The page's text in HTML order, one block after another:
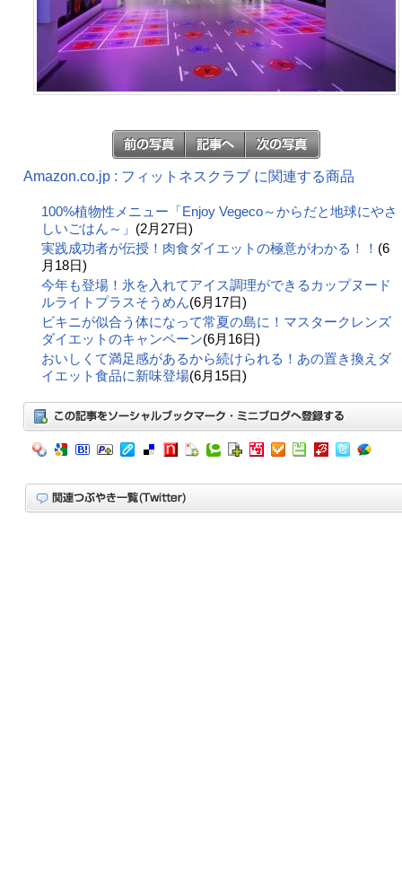
Amazon.co.jp : フィットネスクラブ に関連する商品
100%植物性メニュー「Enjoy Vegeco～からだと地球にやさ
しいごはん～」 (2月27日)
実践成功者が伝授！肉食ダイエットの極意がわかる！！ (6
月18日)
今年も登場！氷を入れてアイス調理ができるカップヌード
ルライトプラスそうめん(6月17日)
ビキニが似合う体になって常夏の島に！マスタークレンズ
ダイエットのキャンペーン(6月16日)
おいしくて満足感があるから続けられる！あの置き換えダ
イエット食品に新味登場(6月15日)